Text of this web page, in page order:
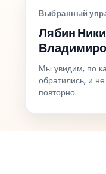
Выбранный
Лябин
Мы увидим, по
обратились, и
повторно.